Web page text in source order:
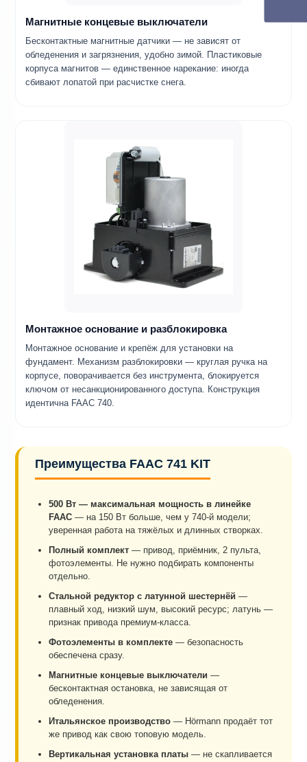
Магнитные концевые выключатели
Бесконтактные магнитные датчики — не зависят от
обледенения и загрязнения, удобно зимой. Пластиковые
корпуса магнитов — единственное нарекание: иногда
сбивают лопатой при расчистке снега.
Монтажное основание и разблокировка
Монтажное основание и крепёж для установки на
фундамент. Механизм разблокировки — круглая ручка на
корпусе, поворачивается без инструмента, блокируется
ключом от несанкционированного доступа. Конструкция
идентична FAAC 740.
Преимущества FAAC 741 KIT
500 Вт — максимальная мощность в линейке
FAAC — на 150 Вт больше, чем у 740-й модели;
уверенная работа на тяжёлых и длинных створках.
Полный комплект — привод, приёмник, 2 пульта,
фотоэлементы. Не нужно подбирать компоненты
отдельно.
Стальной редуктор с латунной шестернёй —
плавный ход, низкий шум, высокий ресурс; латунь —
признак привода премиум-класса.
Фотоэлементы в комплекте — безопасность
обеспечена сразу.
Магнитные концевые выключатели —
бесконтактная остановка, не зависящая от
обледенения.
Итальянское производство — Hörmann продаёт тот
же привод как свою топовую модель.
Вертикальная установка платы — не скапливается